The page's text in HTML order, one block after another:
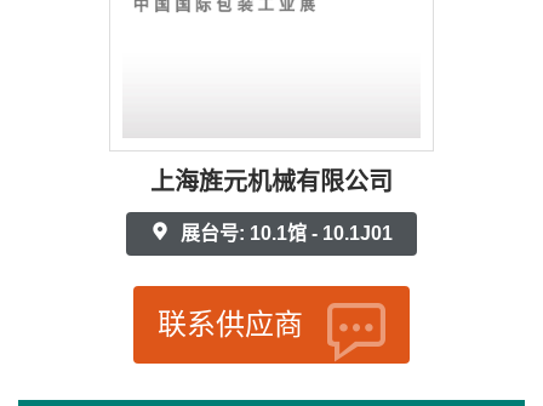
上海旌元机械有限公司
展台号: 10.1馆 - 10.1J01
联系供应商